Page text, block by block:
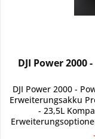
DJI Power
DJI Power 2000 -
Erweiterungsakku
- 23,5L